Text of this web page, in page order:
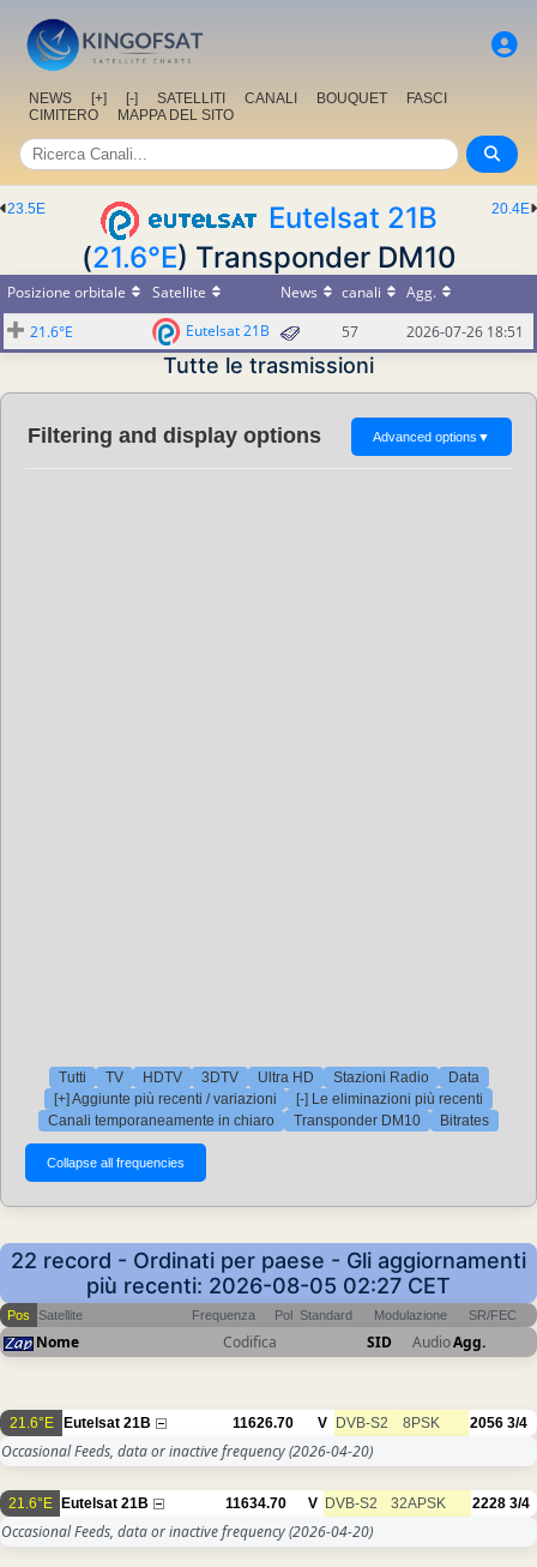
NEWS [+] [-] SATELLITI CANALI BOUQUET
FASCI
CIMITERO
MAPPA DEL SITO
20.4E
23.5E
Eutelsat 21B
(21.6°E) Transponder DM10
Posizione orbitale Satellite News canali
Agg.
21.6°E
Eutelsat 21B 57 2026-07-26 18:51
Tutte le trasmissioni
Filtering and display options Advanced options ▼
Tutti TV HDTV 3DTV Ultra HD Stazioni Radio
Data
[+] Aggiunte più recenti / variazioni
[-] Le eliminazioni più recenti
Canali temporaneamente in chiaro
Transponder DM10 Bitrates
22 record - Ordinati per paese - Gli aggiornamenti
più recenti: 2026-08-05 02:27 CET
Pos Satellite Frequenza Pol Standard Modulazione SR/FEC
Nome Codifica SID AudioAgg.
21.6°E Eutelsat 21B 11626.70 V DVB-S2 8PSK 2056 3/4
Occasional Feeds, data or inactive frequency(2026-04-20)
21.6°E Eutelsat 21B 11634.70 V DVB-S2 32APSK 2228 3/4
Occasional Feeds, data or inactive frequency(2026-04-20)